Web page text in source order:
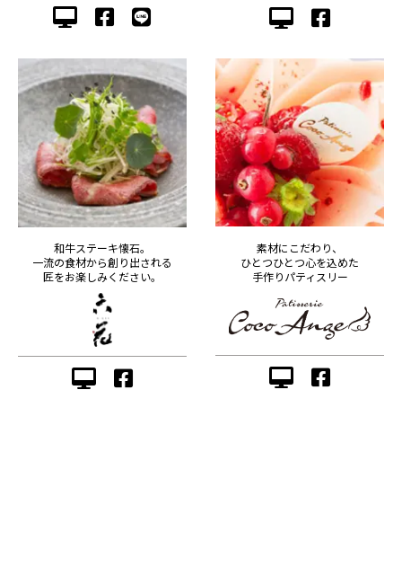
和牛ステーキ懐石。
一流の食材から創り出される
匠をお楽しみください。
素材にこだわり、
ひとつひとつ心を込めた
手作りパティスリー